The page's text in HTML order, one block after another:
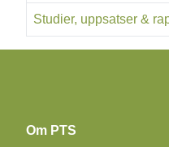
Studier, uppsatser &
Om PTS